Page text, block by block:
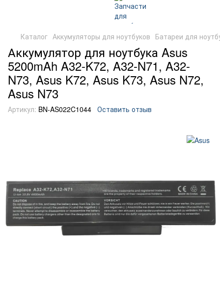
Каталог Аккумуляторы для ноутбуков Батареи для
Аккумулятор для ноутбука Asus
5200mAh A32-K72, A32-N71, A32-
N73, Asus K72, Asus K73, Asus N72,
Asus N73
Артикул: BN-AS022C1044 Оставить отзыв